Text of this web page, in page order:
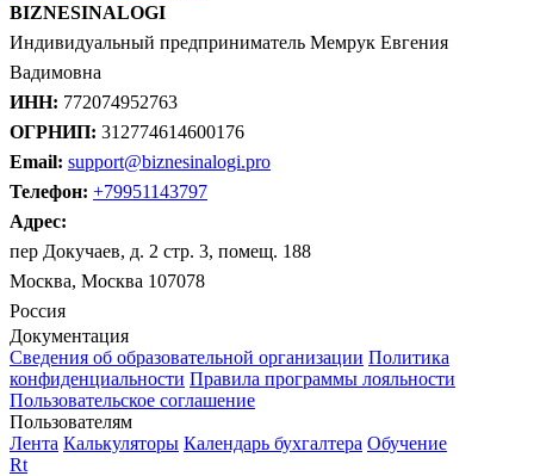
BIZNESINALOGI
Индивидуальный предприниматель Мемрук Евгения
Вадимовна
ИНН: 772074952763
ОГРНИП: 312774614600176
Email: support@biznesinalogi.pro
Телефон: +79951143797
Адрес:
пер Докучаев, д. 2 стр. 3, помещ. 188
Москва, Москва 107078
Россия
Документация
Сведения об образовательной организации Политика
конфиденциальности Правила программы лояльности
Пользовательское соглашение
Пользователям
Лента Калькуляторы Календарь бухгалтера Обучение
Rt